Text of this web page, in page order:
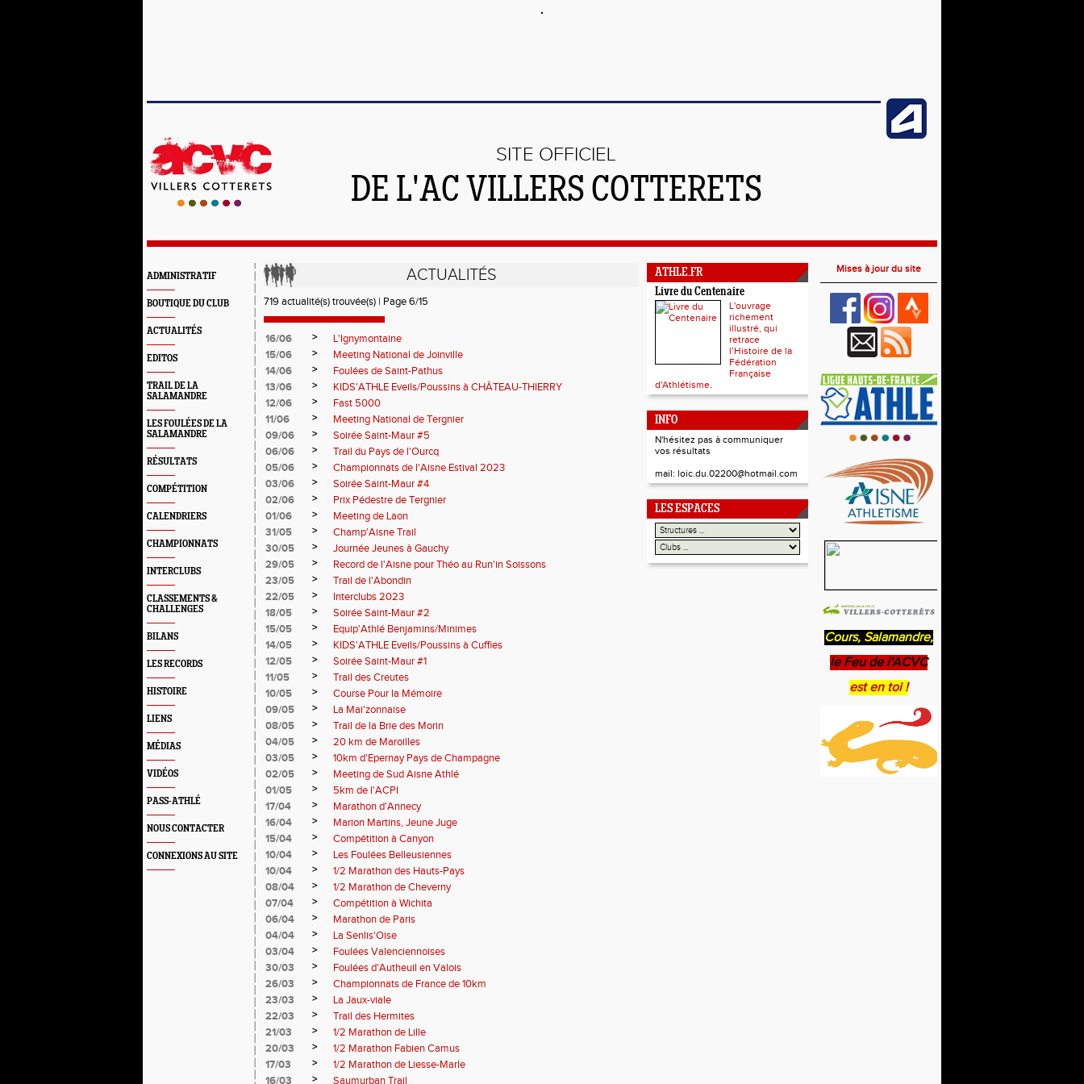
SITE OFFICIEL
DE L'AC VILLERS COTTERETS
ADMINISTRATIF
BOUTIQUE DU CLUB
ACTUALITÉS
EDITOS
TRAIL DE LA
SALAMANDRE
LES FOULÉES DE LA
SALAMANDRE
RÉSULTATS
COMPÉTITION
CALENDRIERS
CHAMPIONNATS
INTERCLUBS
CLASSEMENTS &
CHALLENGES
BILANS
LES RECORDS
HISTOIRE
LIENS
MÉDIAS
VIDÉOS
PASS-ATHLÉ
NOUS CONTACTER
CONNEXIONS AU SITE
ACTUALITÉS
719 actualité(s) trouvée(s) | Page 6/15
16/06 >
L'Ignymontaine
15/06
>
Meeting National de Joinville
14/06
>
Foulées de Saint-Pathus
13/06
>
KIDS'ATHLE Eveils/Poussins à CHÂTEAU-THIERRY
12/06
>
Fast 5000
11/06
>
Meeting National de Tergnier
09/06
>
Soirée Saint-Maur #5
06/06
>
Trail du Pays de l'Ourcq
05/06
>
Championnats de l'Aisne Estival 2023
03/06
>
Soirée Saint-Maur #4
02/06
>
Prix Pédestre de Tergnier
01/06
>
Meeting de Laon
31/05
>
Champ'Aisne Trail
30/05
>
Journée Jeunes à Gauchy
29/05
>
Record de l'Aisne pour Théo au Run'in Soissons
23/05
>
Trail de l'Abondin
22/05
>
Interclubs 2023
18/05
>
Soirée Saint-Maur #2
15/05
>
Equip'Athlé Benjamins/Minimes
14/05
>
KIDS'ATHLE Eveils/Poussins à Cuffies
12/05
>
Soirée Saint-Maur #1
11/05
>
Trail des Creutes
10/05
>
Course Pour la Mémoire
09/05
>
La Mai'zonnaise
08/05
>
Trail de la Brie des Morin
04/05
>
20 km de Maroilles
03/05
>
10km d'Epernay Pays de Champagne
02/05
>
Meeting de Sud Aisne Athlé
01/05
>
5km de l'ACPI
17/04
>
Marathon d'Annecy
16/04
>
Marion Martins, Jeune Juge
15/04
>
Compétition à Canyon
10/04
>
Les Foulées Belleusiennes
10/04
>
1/2 Marathon des Hauts-Pays
08/04
>
1/2 Marathon de Cheverny
07/04
>
Compétition à Wichita
06/04
>
Marathon de Paris
04/04
>
La Senlis'Oise
03/04
>
Foulées Valenciennoises
30/03
>
Foulées d'Autheuil en Valois
26/03
>
Championnats de France de 10km
23/03
>
La Jaux-viale
22/03
>
Trail des Hermites
21/03
>
1/2 Marathon de Lille
20/03
>
1/2 Marathon Fabien Camus
17/03
>
1/2 Marathon de Liesse-Marle
16/03
> Saumurban Trail
ATHLE.FR
Livre du Centenaire
L'ouvrage
richement
illustré, qui
retrace
l’Histoire de la
Fédération
Française
d'Athlétisme.
INFO
N'hésitez pas à communiquer
vos résultats
mail: loic.du.02200@hotmail.com
LES ESPACES
Mises à jour du site
Cours, Salamandre,
le Feu de l'ACVC
est en toi !